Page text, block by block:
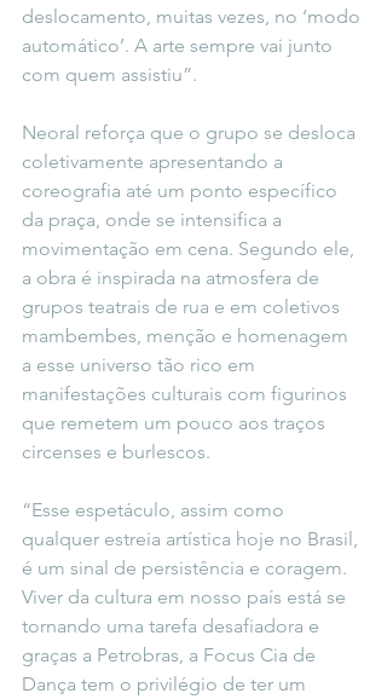
deslocamento, muitas vezes, no ‘modo
automático’. A arte sempre vai junto
com quem assistiu”.
Neoral reforça que o grupo se desloca
coletivamente apresentando a
coreografia até um ponto específico
da praça, onde se intensifica a
movimentação em cena. Segundo ele,
a obra é inspirada na atmosfera de
grupos teatrais de rua e em coletivos
mambembes, menção e homenagem
a esse universo tão rico em
manifestações culturais com figurinos
que remetem um pouco aos traços
circenses e burlescos.
“Esse espetáculo, assim como
qualquer estreia artística hoje no Brasil,
é um sinal de persistência e coragem.
Viver da cultura em nosso país está se
tornando uma tarefa desafiadora e
graças a Petrobras, a Focus Cia de
Dança tem o privilégio de ter um